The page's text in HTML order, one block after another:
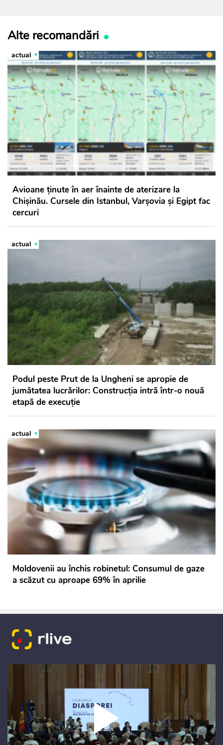
Alte recomandări
actual
Avioane ținute în aer înainte de aterizare la
Chișinău. Cursele din Istanbul, Varșovia și Egipt fac
cercuri
actual
Podul peste Prut de la Ungheni se apropie de
jumătatea lucrărilor: Construcția intră într-o nouă
etapă de execuție
actual
Moldovenii au închis robinetul: Consumul de gaze
a scăzut cu aproape 69% în aprilie